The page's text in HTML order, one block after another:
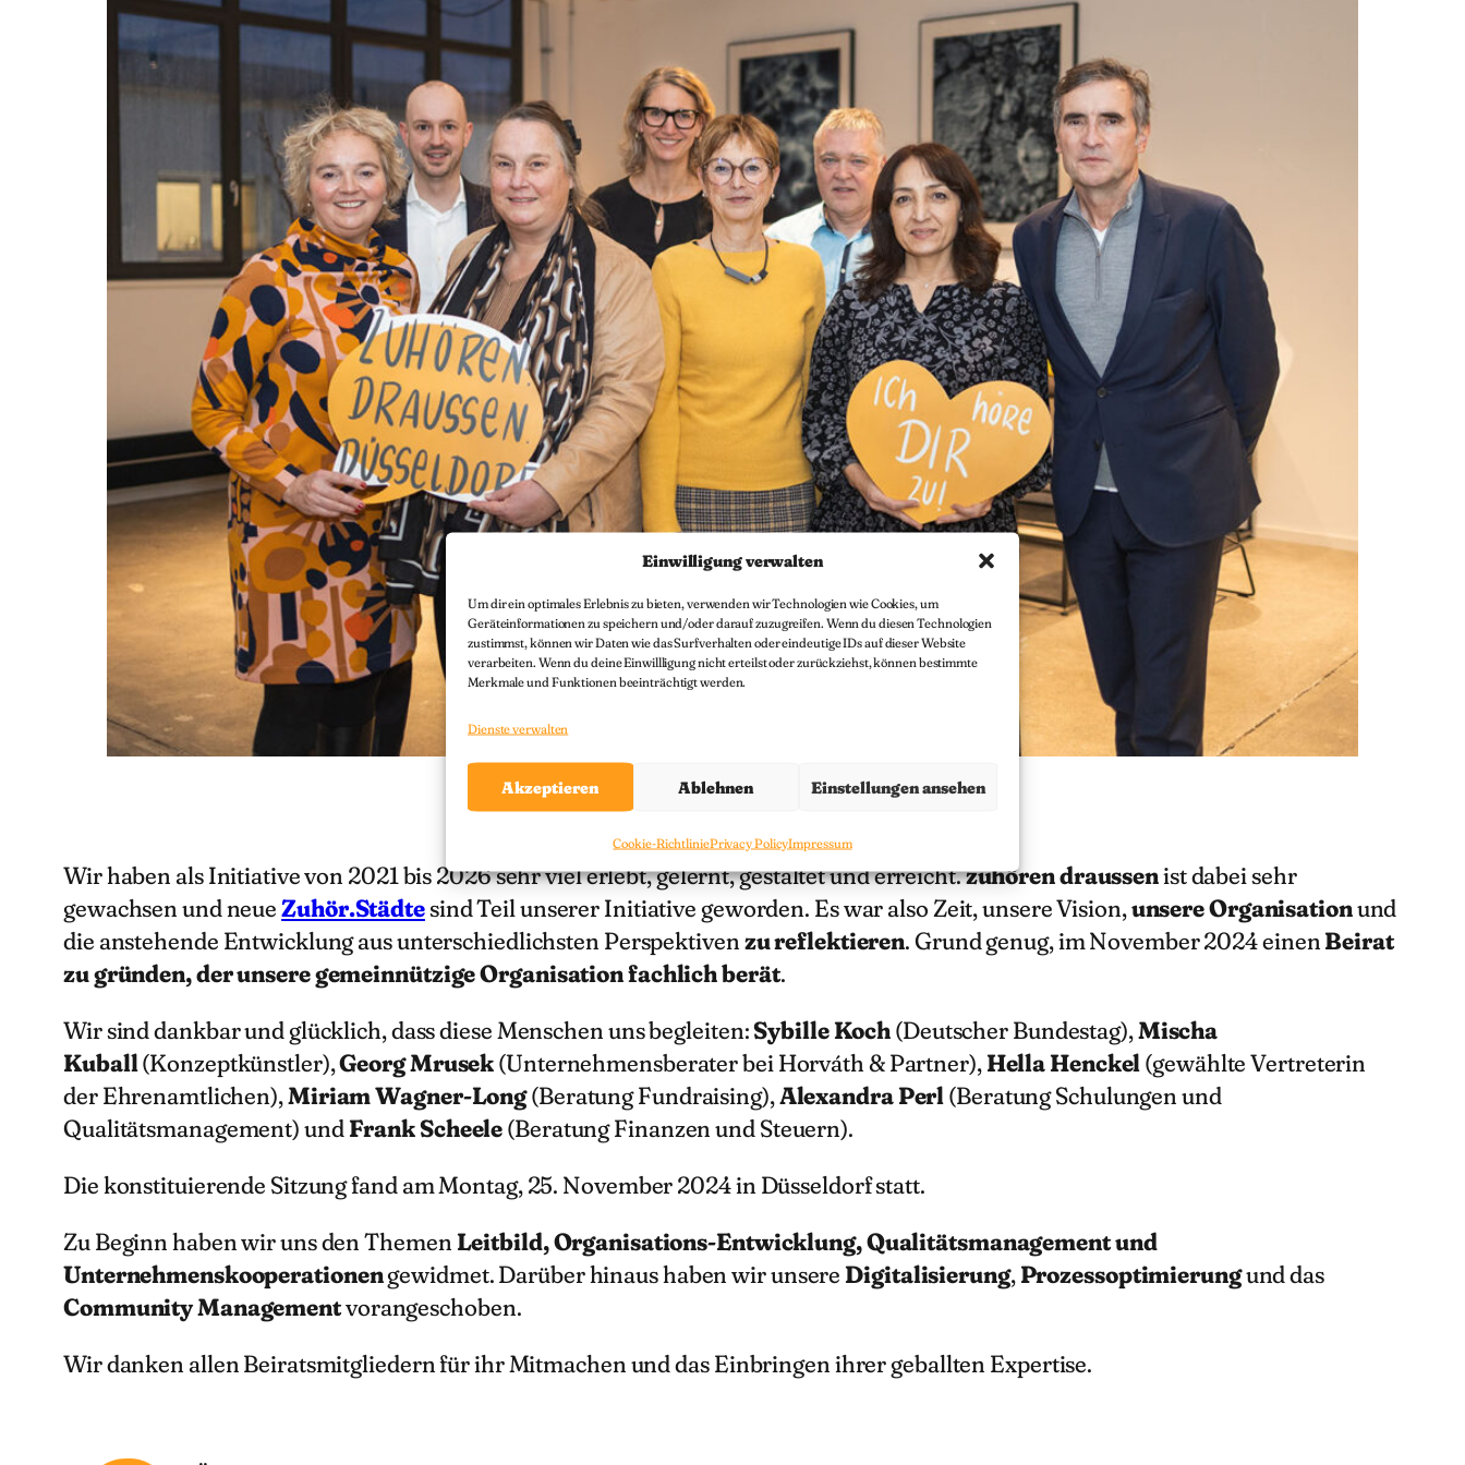
Einwilligung verwalten
Um dir ein optimales Erlebnis zu bieten, verwenden wir Technologien wie Cookies, um
Geräteinformationen zu speichern und/oder darauf zuzugreifen. Wenn du diesen Technologien
zustimmst, können wir Daten wie das Surfverhalten oder eindeutige IDs auf dieser Website
verarbeiten. Wenn du deine Einwillligung nicht erteilst oder zurückziehst, können bestimmte
Merkmale und Funktionen beeinträchtigt werden.
Dienste verwalten
Akzeptieren Ablehnen Einstellungen ansehen
Cookie-RichtliniePrivacy PolicyImpressum
Wir haben als Initiative von 2021 bis 2026 sehr viel erlebt, gelernt, gestaltet und erreicht.zuhören draussenist dabei sehr
gewachsen und neueZuhör.Städtesind Teil unserer Initiative geworden. Es war also Zeit, unsere Vision,unsere Organisationund
die anstehende Entwicklung aus unterschiedlichsten Perspektivenzu reflektieren. Grund genug, im November 2024 einenBeirat
zu gründen, der unsere gemeinnützige Organisation fachlich berät.
Wir sind dankbar und glücklich, dass diese Menschen uns begleiten:Sybille Koch(Deutscher Bundestag),Mischa
Kuball(Konzeptkünstler),Georg Mrusek(Unternehmensberater bei Horváth & Partner),Hella Henckel(gewählte Vertreterin
der Ehrenamtlichen),Miriam Wagner-Long(Beratung Fundraising),Alexandra Perl(Beratung Schulungen und
Qualitätsmanagement) undFrank Scheele(Beratung Finanzen und Steuern).
Die konstituierende Sitzung fand am Montag, 25. November 2024 in Düsseldorf statt.
Zu Beginn haben wir uns den ThemenLeitbild, Organisations-Entwicklung, Qualitätsmanagement und
Unternehmenskooperationengewidmet. Darüber hinaus haben wir unsereDigitalisierung,Prozessoptimierungund das
Community Managementvorangeschoben.
Wir danken allen Beiratsmitgliedern für ihr Mitmachen und das Einbringen ihrer geballten Expertise.